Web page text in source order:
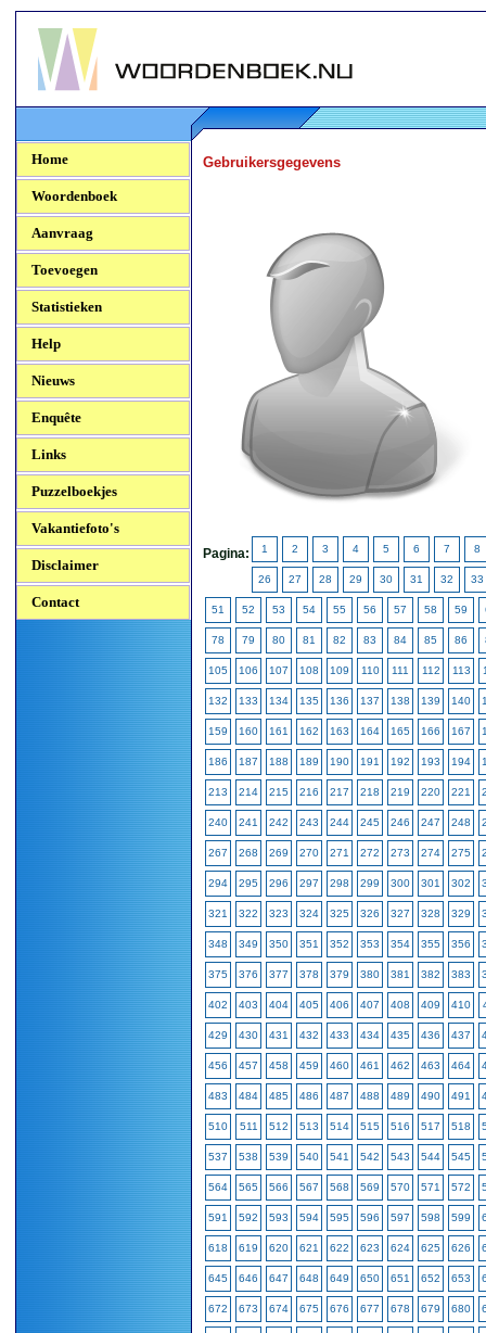
Woordenboek.NU
Home
Woordenboek
Aanvraag
Toevoegen
Statistieken
Help
Nieuws
Enquête
Links
Puzzelboekjes
Vakantiefoto's
Disclaimer
Contact
Gebruikersgegevens
Pagina: 1 2 3 4 5 6 7 8
26 27 28 29 30 31 32 33
51 52 53 54 55 56 57 58 59
78 79 80 81 82 83 84 85 86
105 106 107 108 109 110 111 112 113
132 133 134 135 136 137 138 139 140
159 160 161 162 163 164 165 166 167
186 187 188 189 190 191 192 193 194
213 214 215 216 217 218 219 220 221
240 241 242 243 244 245 246 247 248
267 268 269 270 271 272 273 274 275
294 295 296 297 298 299 300 301 302
321 322 323 324 325 326 327 328 329
348 349 350 351 352 353 354 355 356
375 376 377 378 379 380 381 382 383
402 403 404 405 406 407 408 409 410
429 430 431 432 433 434 435 436 437
456 457 458 459 460 461 462 463 464
483 484 485 486 487 488 489 490 491
510 511 512 513 514 515 516 517 518
537 538 539 540 541 542 543 544 545
564 565 566 567 568 569 570 571 572
591 592 593 594 595 596 597 598 599
618 619 620 621 622 623 624 625 626
645 646 647 648 649 650 651 652 653
672 673 674 675 676 677 678 679 680